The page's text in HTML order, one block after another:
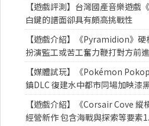
【遊戲評測】台灣國產音樂遊戲
白鍵的譜面卻具有頗高挑戰性
【遊戲介紹】《Pyramidion》
扮演監工或苦工奮力鞭打對方前進
【媒體試玩】《Pokémon
鎮DLC 復建水中都市同場加映漆
【遊戲介紹】《Corsair Cove
經營新作 包含海戰與探索等要素